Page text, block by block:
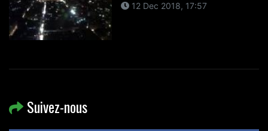
12 Dec 2018, 17:57
Suivez-nous